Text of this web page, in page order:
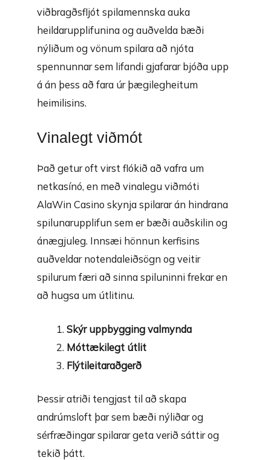
viðbragðsfljót spilamennska auka
heildarupplifunina og auðvelda bæði
nýliðum og vönum spilara að njóta
spennunnar sem lifandi gjafarar bjóða upp
á án þess að fara úr þægilegheitum
heimilisins.
Vinalegt viðmót
Það getur oft virst flókið að vafra um
netkasínó, en með vinalegu viðmóti
AlaWin Casino skynja spilarar án hindrana
spilunarupplifun sem er bæði auðskilin og
ánægjuleg. Innsæi hönnun kerfisins
auðveldar notendaleiðsögn og veitir
spilurum færi að sinna spiluninni frekar en
að hugsa um útlitinu.
Skýr uppbygging valmynda
Móttækilegt útlit
Flýtileitaraðgerð
Þessir atriði tengjast til að skapa
andrúmsloft þar sem bæði nýliðar og
sérfræðingar spilarar geta verið sáttir og
tekið þátt.